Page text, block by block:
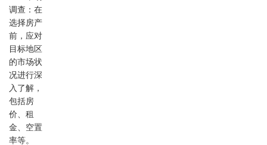
调查：在
选择房产
前，应对
目标地区
的市场状
况进行深
入了解，
包括房
价、租
金、空置
率等。